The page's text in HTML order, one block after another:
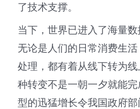
了技术支撑。
当下，世界已进入了海量数
无论是人们的日常消费生
处理，都有着从线下转为
种转变不是一朝一夕就能
型的迅猛增长令我国政府